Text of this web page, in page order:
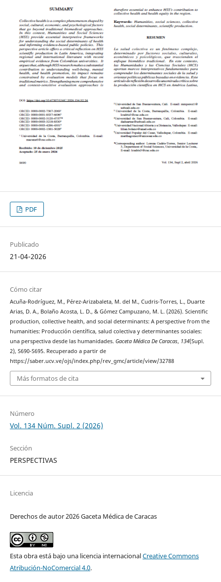
PDF
Publicado
21-04-2026
Cómo citar
Acuña-Rodríguez, M., Pérez-Arizabaleta, M. del M., Cudris-Torres, L., Duarte
Arias, D. A., Bolaño Acosta, L. D., & Gómez Campuzano, M. L. (2026). Scientific
production, collective health, and social determinants: A perspective from the
humanities: Producción científica, salud colectiva y determinantes sociales:
una perspectiva desde las humanidades. Gaceta Médica De Caracas, 134(Supl.
2), S690-S695. Recuperado a partir de
https://saber.ucv.ve/ojs/index.php/rev_gmc/article/view/32788
Más formatos de cita
Número
Vol. 134 Núm. Supl. 2 (2026)
Sección
PERSPECTIVAS
Licencia
Derechos de autor 2026 Gaceta Médica de Caracas
Esta obra está bajo una licencia internacionalCreative Commons
Atribución-NoComercial 4.0.